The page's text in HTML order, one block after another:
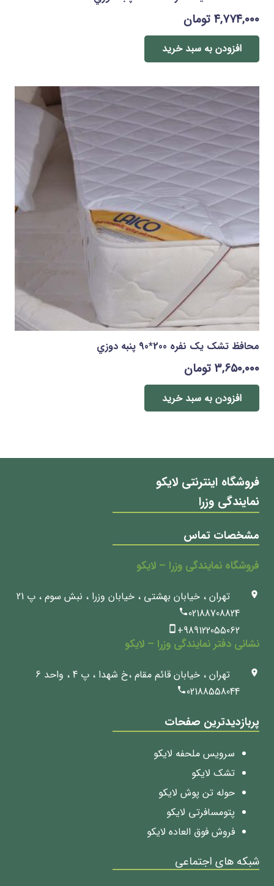
۴,۷۷۴,۰۰۰ تومان
افزودن به سبد خرید
محافظ تشک يک نفره 200*90 پنبه دوزي
۳,۶۵۰,۰۰۰ تومان
افزودن به سبد خرید
فروشگاه اینترنتی لایکو
نمایندگی وزرا
مشخصات تماس
فروشگاه نمایندگی وزرا – لایکو
تهران ، خیابان بهشتی ، خیابان وزرا ، نبش سوم ، پ 21
02188708824
+989122055062
نشانی دفتر نمایندگی وزرا – لایکو
تهران ، خیابان قائم مقام ،خ شهدا ، پ 4 ، واحد 6
02188558044
پربازدیدترین صفحات
سرویس ملحفه لایکو
تشک لایکو
حوله تن پوش لایکو
پتومسافرتی لایکو
فروش فوق العاده لایکو
شبکه های اجتماعی